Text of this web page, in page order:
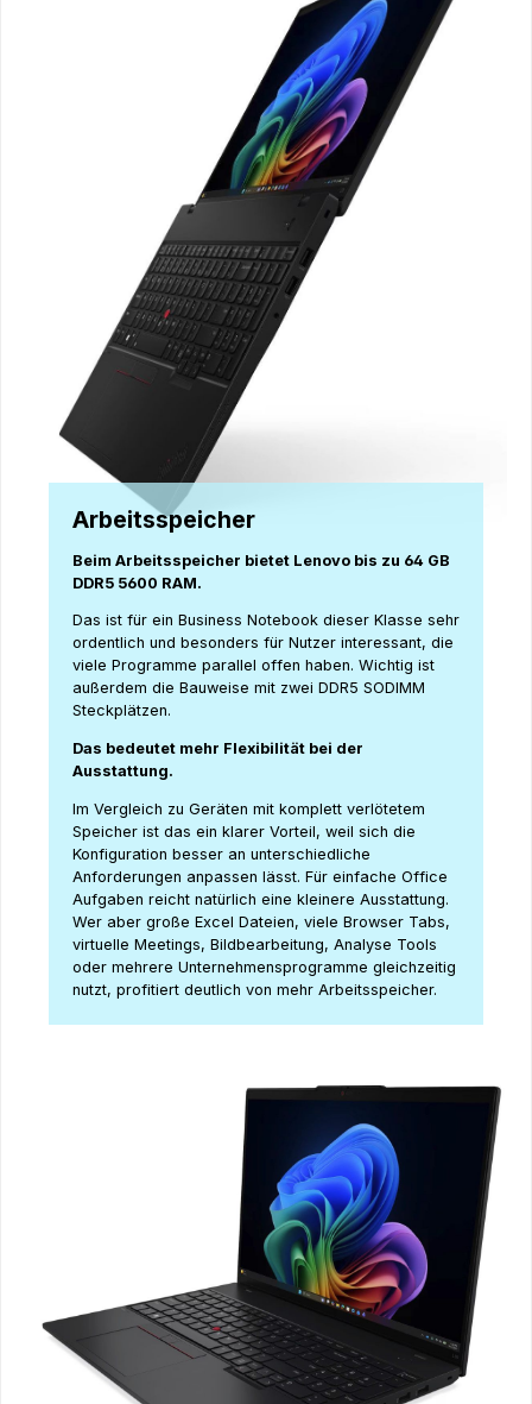
Arbeitsspeicher
Beim Arbeitsspeicher bietet Lenovo bis zu 64 GB
DDR5 5600 RAM.
Das ist für ein Business Notebook dieser Klasse sehr
ordentlich und besonders für Nutzer interessant, die
viele Programme parallel offen haben. Wichtig ist
außerdem die Bauweise mit zwei DDR5 SODIMM
Steckplätzen.
Das bedeutet mehr Flexibilität bei der
Ausstattung.
Im Vergleich zu Geräten mit komplett verlötetem
Speicher ist das ein klarer Vorteil, weil sich die
Konfiguration besser an unterschiedliche
Anforderungen anpassen lässt. Für einfache Office
Aufgaben reicht natürlich eine kleinere Ausstattung.
Wer aber große Excel Dateien, viele Browser Tabs,
virtuelle Meetings, Bildbearbeitung, Analyse Tools
oder mehrere Unternehmensprogramme gleichzeitig
nutzt, profitiert deutlich von mehr Arbeitsspeicher.